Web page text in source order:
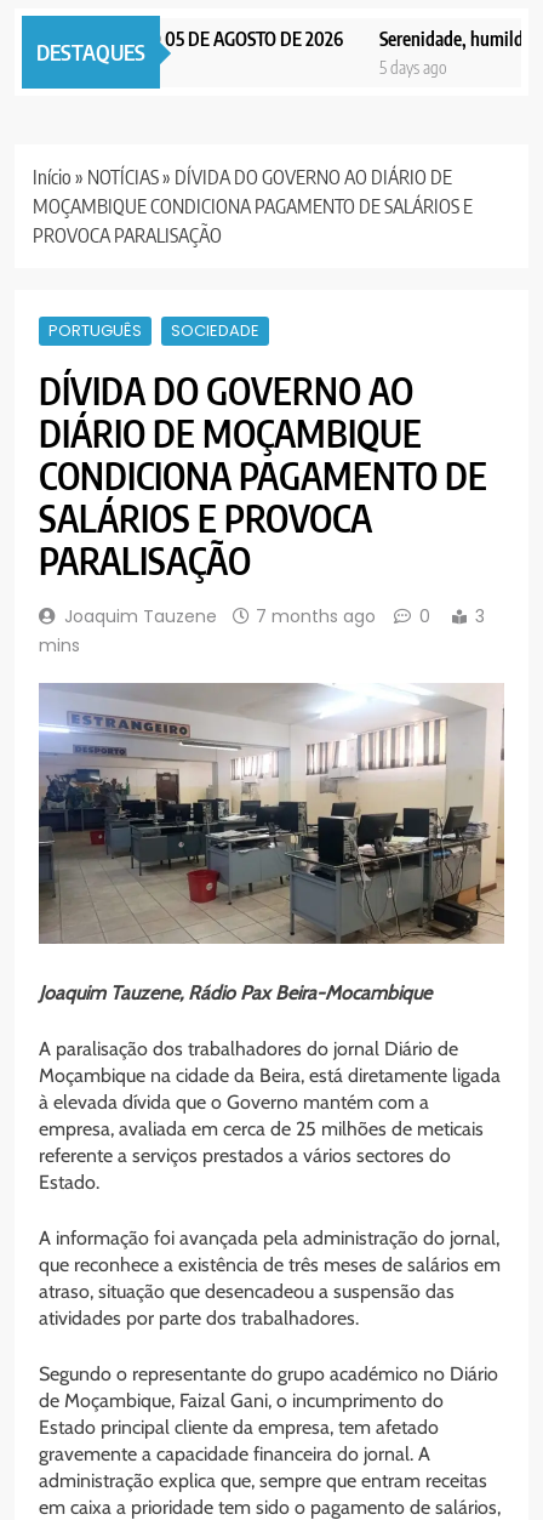
DESTAQUES
EDIÇÃO 05 DE AGOSTO DE 2026 Serenidade, humildade
5 days ago
Início » NOTÍCIAS» DÍVIDA DO GOVERNO AO DIÁRIO DE
MOÇAMBIQUE CONDICIONA PAGAMENTO DE SALÁRIOS E
PROVOCA PARALISAÇÃO
PORTUGUÊS SOCIEDADE
DÍVIDA DO GOVERNO AO
DIÁRIO DE MOÇAMBIQUE
CONDICIONA PAGAMENTO DE
SALÁRIOS E PROVOCA
PARALISAÇÃO
Joaquim Tauzene 7 months ago 0
3
mins
Joaquim Tauzene, Rádio Pax Beira-Mocambique
A paralisação dos trabalhadores do jornal Diário de
Moçambique na cidade da Beira, está diretamente ligada
à elevada dívida que o Governo mantém com a
empresa, avaliada em cerca de 25 milhões de meticais
referente a serviços prestados a vários sectores do
Estado.
A informação foi avançada pela administração do jornal,
que reconhece a existência de três meses de salários em
atraso, situação que desencadeou a suspensão das
atividades por parte dos trabalhadores.
Segundo o representante do grupo académico no Diário
de Moçambique, Faizal Gani, o incumprimento do
Estado principal cliente da empresa, tem afetado
gravemente a capacidade financeira do jornal. A
administração explica que, sempre que entram receitas
em caixa a prioridade tem sido o pagamento de salários,